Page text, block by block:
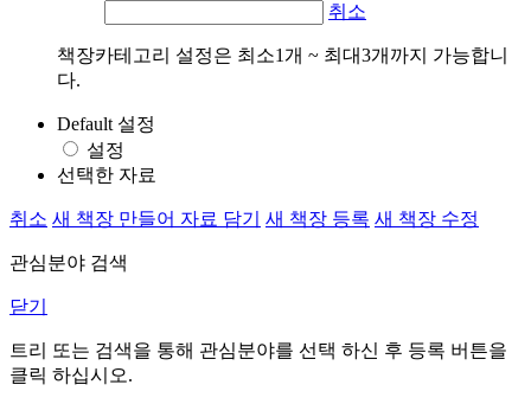
취소
책장카테고리 설정은 최소1개 ~ 최대3개까지 가능합니
다.
Default 설정
설정
선택한 자료
취소 새 책장 만들어 자료 담기 새 책장 등록 새 책장 수정
관심분야 검색
닫기
트리 또는 검색을 통해 관심분야를 선택 하신 후 등록 버튼을
클릭 하십시오.